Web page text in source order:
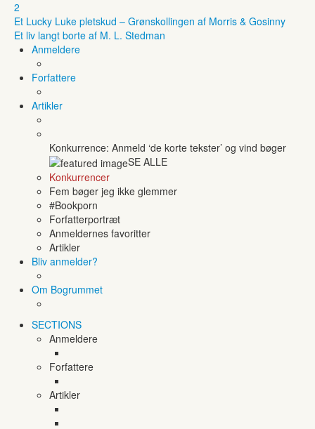
2
Et Lucky Luke pletskud – Grønskollingen af Morris & Gosinny
Et liv langt borte af M. L. Stedman
Anmeldere
Forfattere
Artikler
Konkurrence: Anmeld ‘de korte tekster’ og vind bøger
SE ALLE
Konkurrencer
Fem bøger jeg ikke glemmer
#Bookporn
Forfatterportræt
Anmeldernes favoritter
Artikler
Bliv anmelder?
Om Bogrummet
SECTIONS
Anmeldere
Forfattere
Artikler